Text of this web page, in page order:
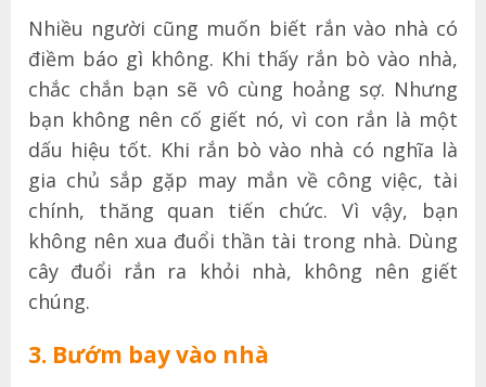
Nhiều người cũng muốn biết rắn vào nhà có
điềm báo gì không. Khi thấy rắn bò vào nhà,
chắc chắn bạn sẽ vô cùng hoảng sợ. Nhưng
bạn không nên cố giết nó, vì con rắn là một
dấu hiệu tốt. Khi rắn bò vào nhà có nghĩa là
gia chủ sắp gặp may mắn về công việc, tài
chính, thăng quan tiến chức. Vì vậy, bạn
không nên xua đuổi thần tài trong nhà. Dùng
cây đuổi rắn ra khỏi nhà, không nên giết
chúng.
3. Bướm bay vào nhà